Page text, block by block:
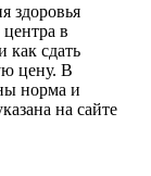
здоровья
в
как сдать
цену. В
норма и
на сайте